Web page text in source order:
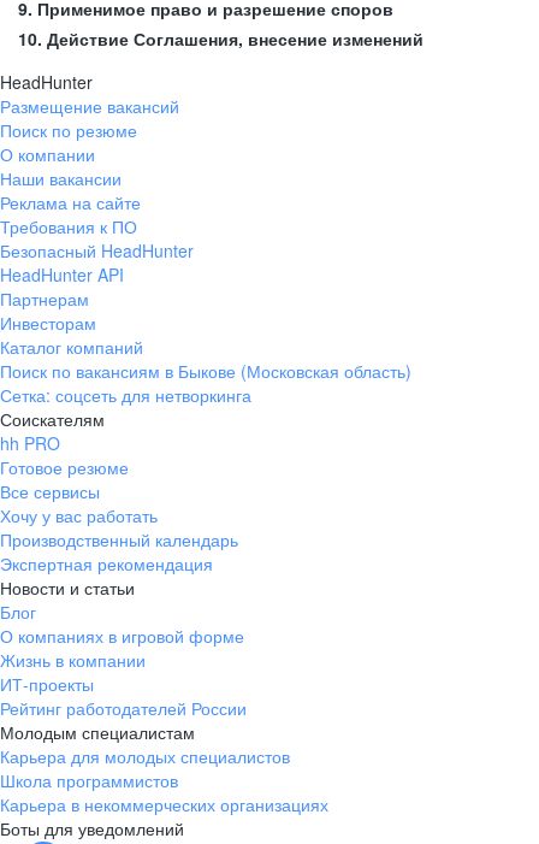
9. Применимое право и разрешение споров
10. Действие Соглашения, внесение изменений
HeadHunter
Размещение вакансий
Поиск по резюме
О компании
Наши вакансии
Реклама на сайте
Требования к ПО
Безопасный HeadHunter
HeadHunter API
Партнерам
Инвесторам
Каталог компаний
Поиск по вакансиям в Быкове (Московская область)
Сетка: соцсеть для нетворкинга
Соискателям
hh PRO
Готовое резюме
Все сервисы
Хочу у вас работать
Производственный календарь
Экспертная рекомендация
Новости и статьи
Блог
О компаниях в игровой форме
Жизнь в компании
ИТ-проекты
Рейтинг работодателей России
Молодым специалистам
Карьера для молодых специалистов
Школа программистов
Карьера в некоммерческих организациях
Боты для уведомлений